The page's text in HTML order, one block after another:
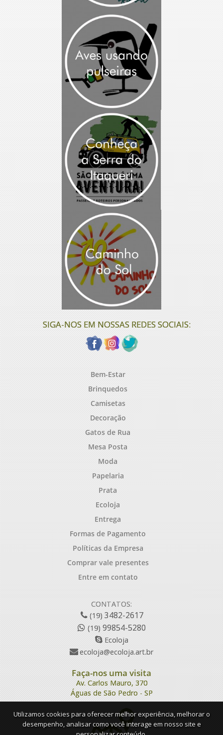
SIGA-NOS EM NOSSAS REDES SOCIAIS:
Bem-Estar
Brinquedos
Camisetas
Decoração
Gatos de Rua
Mesa Posta
Moda
Papelaria
Prata
Ecoloja
Entrega
Formas de Pagamento
Políticas da Empresa
Comprar vale presentes
Entre em contato
CONTATOS:
(19)3482-2617
(19)99854-5280
Ecoloja
ecoloja@ecoloja.art.br
Faça-nos uma visita
Av. Carlos Mauro, 370
Águas de São Pedro - SP
Utilizamos cookies para oferecer melhor experiência, melhorar o
desempenho, analisar como você interage em nosso site e